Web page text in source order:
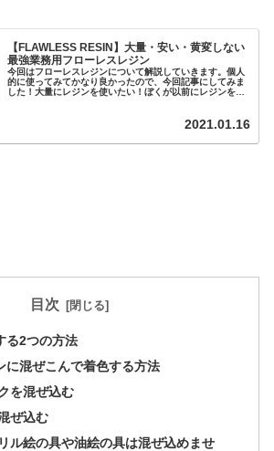
【FLAWLESS RESIN】大量・安い・黄変しない
最強業務用フローレスレジン
今回はフローレスレジンについて解説していきます。個人
的に使ってみてかなり良かったので、今回記事にしてみま
した！大量にレジンを使いたい！ぼくが以前にレジンを大
2021.01.16
目次
る2つの方法
に混ぜこんで着色する方法
を混ぜ込む
ぜ込む
絵の具や油絵の具は混ぜ込めませ